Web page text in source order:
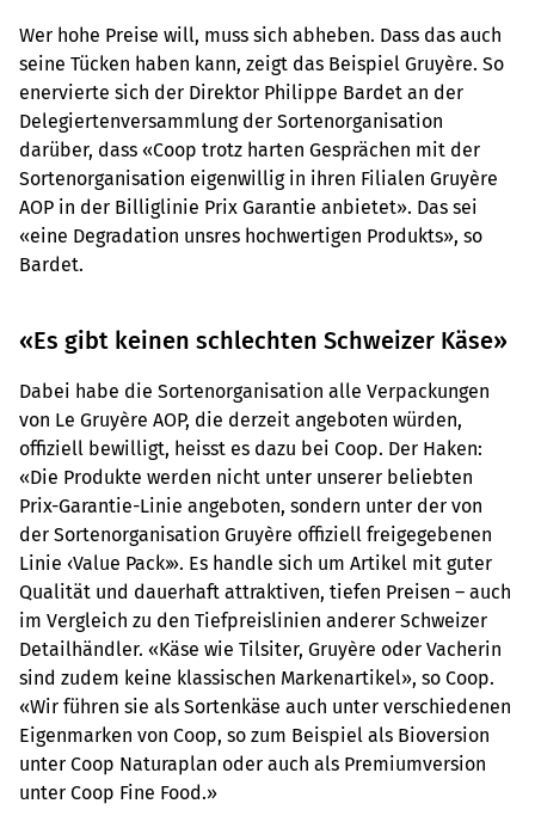
Wer hohe Preise will, muss sich abheben. Dass das auch
seine Tücken haben kann, zeigt das Beispiel Gruyère. So
enervierte sich der Direktor Philippe Bardet an der
Delegiertenversammlung der Sortenorganisation
darüber, dass «Coop trotz harten Gesprächen mit der
Sortenorganisation eigenwillig in ihren Filialen Gruyère
AOP in der Billiglinie Prix Garantie anbietet». Das sei
«eine Degradation unsres hochwertigen Produkts», so
Bardet.
«Es gibt keinen schlechten Schweizer Käse»
Dabei habe die Sortenorganisation alle Verpackungen
von Le Gruyère AOP, die derzeit angeboten würden,
offiziell bewilligt, heisst es dazu bei Coop. Der Haken:
«Die Produkte werden nicht unter unserer beliebten
Prix-Garantie-Linie angeboten, sondern unter der von
der Sortenorganisation Gruyère offiziell freigegebenen
Linie ‹Value Pack›». Es handle sich um Artikel mit guter
Qualität und dauerhaft attraktiven, tiefen Preisen – auch
im Vergleich zu den Tiefpreislinien anderer Schweizer
Detailhändler. «Käse wie Tilsiter, Gruyère oder Vacherin
sind zudem keine klassischen Markenartikel», so Coop.
«Wir führen sie als Sortenkäse auch unter verschiedenen
Eigenmarken von Coop, so zum Beispiel als Bioversion
unter Coop Naturaplan oder auch als Premiumversion
unter Coop Fine Food.»